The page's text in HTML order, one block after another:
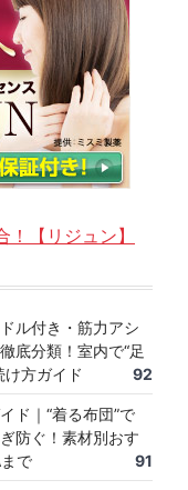
【リジュン】
ル付き・筋力アシ
底分類！室内で“足
け方ガイド
92
ド｜“着る布団”で
防ぐ！素材別おす
で
91